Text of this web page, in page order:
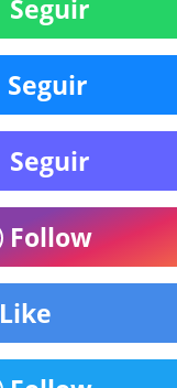
Seguir
Seguir
Seguir
Follow
Like